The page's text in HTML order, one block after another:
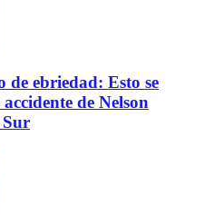
de ebriedad: Esto se
de Nelson